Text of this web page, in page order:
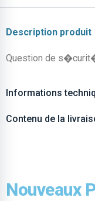
Description produit
Question de
Informations
Contenu de la
Nouveaux